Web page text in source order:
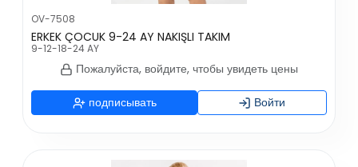
OV-7508
ERKEK ÇOCUK 9-24 AY NAKIŞLI TAKIM
9-12-18-24 AY
Пожалуйста, войдите, чтобы увидеть цены
подписывать Войти